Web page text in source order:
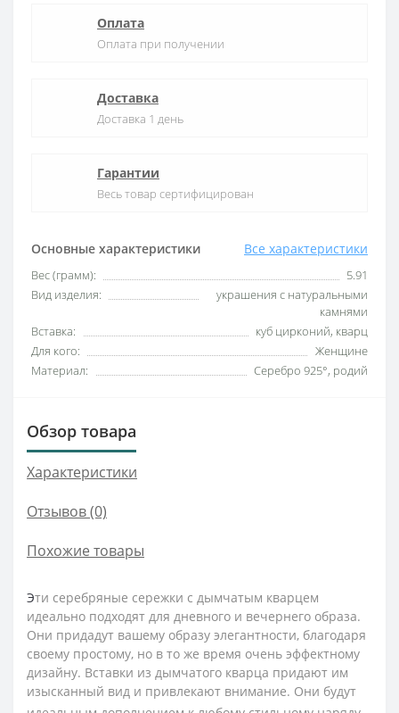
Основные характеристики Все характеристики
Вес (грамм):
5.91
Вид изделия:
украшения с натуральными
камнями
Вставка:
куб цирконий, кварц
Для кого:
Женщине
Материал:
Серебро 925°, родий
Оплата
Оплата при получении
Доставка
Доставка 1 день
Гарантии
Весь товар сертифицирован
Обзор товара
Характеристики
Отзывов (0)
Похожие товары
Эти серебряные сережки с дымчатым кварцем
идеально подходят для дневного и вечернего образа.
Они придадут вашему образу элегантности, благодаря
своему простому, но в то же время очень эффектному
дизайну. Вставки из дымчатого кварца придают им
изысканный вид и привлекают внимание. Они будут